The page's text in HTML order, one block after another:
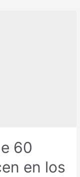
60
en los